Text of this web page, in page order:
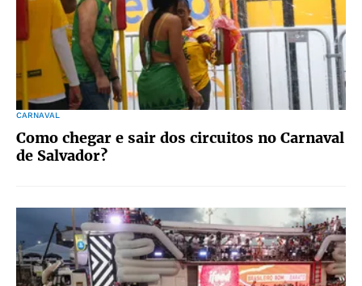
CARNAVAL
Como chegar e sair dos circuitos no Carnaval
de Salvador?